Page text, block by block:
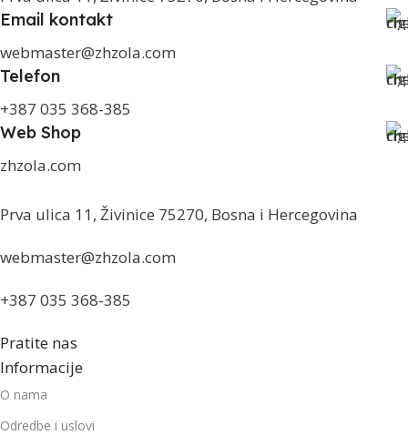
Email kontakt
webmaster@zhzola.com
Telefon
+387 035 368-385
Web Shop
zhzola.com
Prva ulica 11, Živinice 75270, Bosna i Hercegovina
webmaster@zhzola.com
+387 035 368-385
Pratite nas
Informacije
O nama
Odredbe i uslovi